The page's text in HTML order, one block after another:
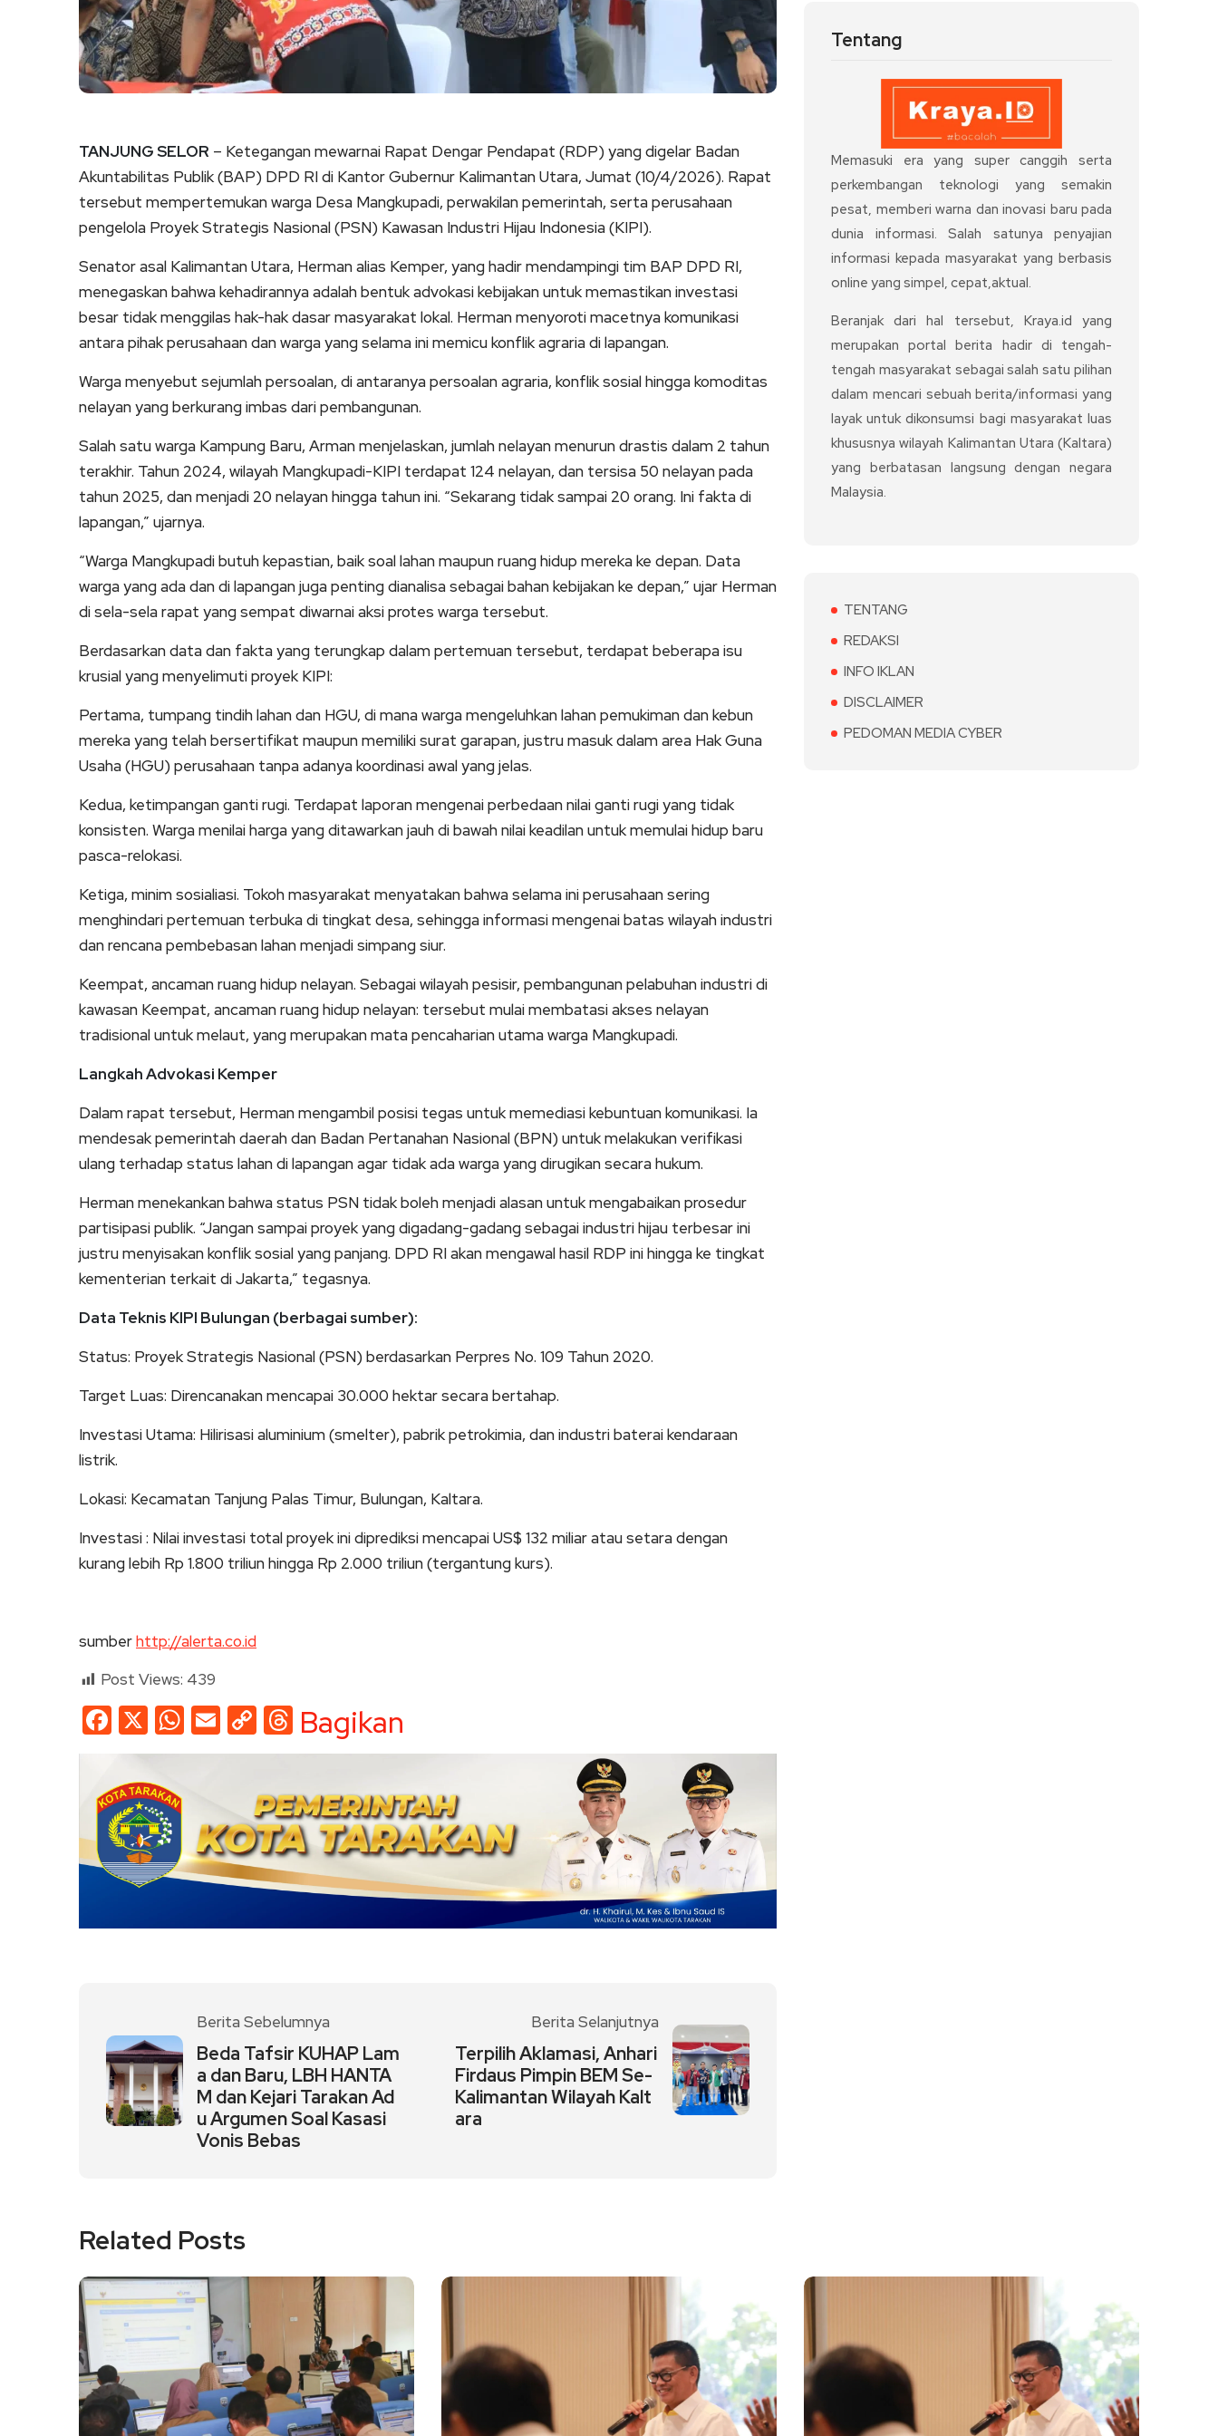
TANJUNG SELOR – Ketegangan mewarnai Rapat Dengar Pendapat (RDP) yang digelar Badan
Akuntabilitas Publik (BAP) DPD RI di Kantor Gubernur Kalimantan Utara, Jumat (10/4/2026). Rapat
tersebut mempertemukan warga Desa Mangkupadi, perwakilan pemerintah, serta perusahaan
pengelola Proyek Strategis Nasional (PSN) Kawasan Industri Hijau Indonesia (KIPI).
Senator asal Kalimantan Utara, Herman alias Kemper, yang hadir mendampingi tim BAP DPD RI,
menegaskan bahwa kehadirannya adalah bentuk advokasi kebijakan untuk memastikan investasi
besar tidak menggilas hak-hak dasar masyarakat lokal. Herman menyoroti macetnya komunikasi
antara pihak perusahaan dan warga yang selama ini memicu konflik agraria di lapangan.
Warga menyebut sejumlah persoalan, di antaranya persoalan agraria, konflik sosial hingga komoditas
nelayan yang berkurang imbas dari pembangunan.
Salah satu warga Kampung Baru, Arman menjelaskan, jumlah nelayan menurun drastis dalam 2 tahun
terakhir. Tahun 2024, wilayah Mangkupadi-KIPI terdapat 124 nelayan, dan tersisa 50 nelayan pada
tahun 2025, dan menjadi 20 nelayan hingga tahun ini. “Sekarang tidak sampai 20 orang. Ini fakta di
lapangan,” ujarnya.
“Warga Mangkupadi butuh kepastian, baik soal lahan maupun ruang hidup mereka ke depan. Data
warga yang ada dan di lapangan juga penting dianalisa sebagai bahan kebijakan ke depan,” ujar Herman
di sela-sela rapat yang sempat diwarnai aksi protes warga tersebut.
Berdasarkan data dan fakta yang terungkap dalam pertemuan tersebut, terdapat beberapa isu
krusial yang menyelimuti proyek KIPI:
Pertama, tumpang tindih lahan dan HGU, di mana warga mengeluhkan lahan pemukiman dan kebun
mereka yang telah bersertifikat maupun memiliki surat garapan, justru masuk dalam area Hak Guna
Usaha (HGU) perusahaan tanpa adanya koordinasi awal yang jelas.
Kedua, ketimpangan ganti rugi. Terdapat laporan mengenai perbedaan nilai ganti rugi yang tidak
konsisten. Warga menilai harga yang ditawarkan jauh di bawah nilai keadilan untuk memulai hidup baru
pasca-relokasi.
Ketiga, minim sosialiasi. Tokoh masyarakat menyatakan bahwa selama ini perusahaan sering
menghindari pertemuan terbuka di tingkat desa, sehingga informasi mengenai batas wilayah industri
dan rencana pembebasan lahan menjadi simpang siur.
Keempat, ancaman ruang hidup nelayan. Sebagai wilayah pesisir, pembangunan pelabuhan industri di
kawasan Keempat, ancaman ruang hidup nelayan: tersebut mulai membatasi akses nelayan
tradisional untuk melaut, yang merupakan mata pencaharian utama warga Mangkupadi.
Langkah Advokasi Kemper
Dalam rapat tersebut, Herman mengambil posisi tegas untuk memediasi kebuntuan komunikasi. Ia
mendesak pemerintah daerah dan Badan Pertanahan Nasional (BPN) untuk melakukan verifikasi
ulang terhadap status lahan di lapangan agar tidak ada warga yang dirugikan secara hukum.
Herman menekankan bahwa status PSN tidak boleh menjadi alasan untuk mengabaikan prosedur
partisipasi publik. “Jangan sampai proyek yang digadang-gadang sebagai industri hijau terbesar ini
justru menyisakan konflik sosial yang panjang. DPD RI akan mengawal hasil RDP ini hingga ke tingkat
kementerian terkait di Jakarta,” tegasnya.
Data Teknis KIPI Bulungan (berbagai sumber):
Status: Proyek Strategis Nasional (PSN) berdasarkan Perpres No. 109 Tahun 2020.
Target Luas: Direncanakan mencapai 30.000 hektar secara bertahap.
Investasi Utama: Hilirisasi aluminium (smelter), pabrik petrokimia, dan industri baterai kendaraan
listrik.
Lokasi: Kecamatan Tanjung Palas Timur, Bulungan, Kaltara.
Investasi : Nilai investasi total proyek ini diprediksi mencapai US$ 132 miliar atau setara dengan
kurang lebih Rp 1.800 triliun hingga Rp 2.000 triliun (tergantung kurs).
sumberhttp://alerta.co.id
Post Views: 439
Facebook
X WhatsApp
EmailCopy
Link
Threads
Bagikan
Berita Sebelumnya
Beda Tafsir KUHAP Lam
a dan Baru, LBH HANTA
M dan Kejari Tarakan Ad
u Argumen Soal Kasasi
Vonis Bebas
Berita Selanjutnya
Terpilih Aklamasi, Anhari
Firdaus Pimpin BEM Se-
Kalimantan Wilayah Kalt
ara
Tentang
Memasuki era yang super canggih serta
perkembangan teknologi yang semakin
pesat, memberi warna dan inovasi baru pada
dunia informasi. Salah satunya penyajian
informasi kepada masyarakat yang berbasis
online yang simpel, cepat,aktual.
Beranjak dari hal tersebut, Kraya.id yang
merupakan portal berita hadir di tengah-
tengah masyarakat sebagai salah satu pilihan
dalam mencari sebuah berita/informasi yang
layak untuk dikonsumsi bagi masyarakat luas
khususnya wilayah Kalimantan Utara (Kaltara)
yang berbatasan langsung dengan negara
Malaysia.
TENTANG
REDAKSI
INFO IKLAN
DISCLAIMER
PEDOMAN MEDIA CYBER
Related Posts